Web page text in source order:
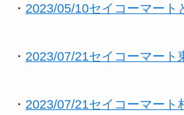
・ 2023/05/10セイコーマート
・ 2023/07/21セイコーマート
・ 2023/07/21セイコーマート